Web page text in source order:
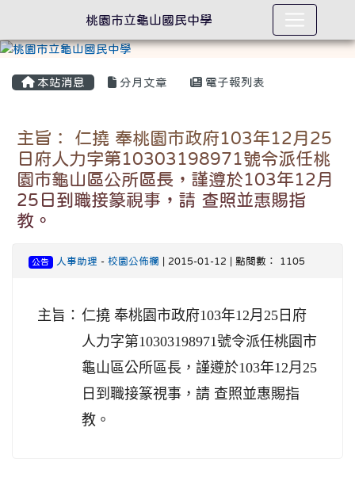
本站消息 分月文章 電子報列表
主旨： 仁撓 奉桃園市政府103年12月25
日府人力字第10303198971號令派任桃
園市龜山區公所區長，謹遵於103年12月
25日到職接篆視事，請 查照並惠賜指
教。
公告 人事助理 - 校園公佈欄 | 2015-01-12 | 點閱數： 1105
主旨： 仁撓 奉桃園市政府103年12月25日府
人力字第10303198971號令派任桃園市
龜山區公所區長，謹遵於103年12月25
日到職接篆視事，請 查照並惠賜指
教。
桃園市立龜山國民中學